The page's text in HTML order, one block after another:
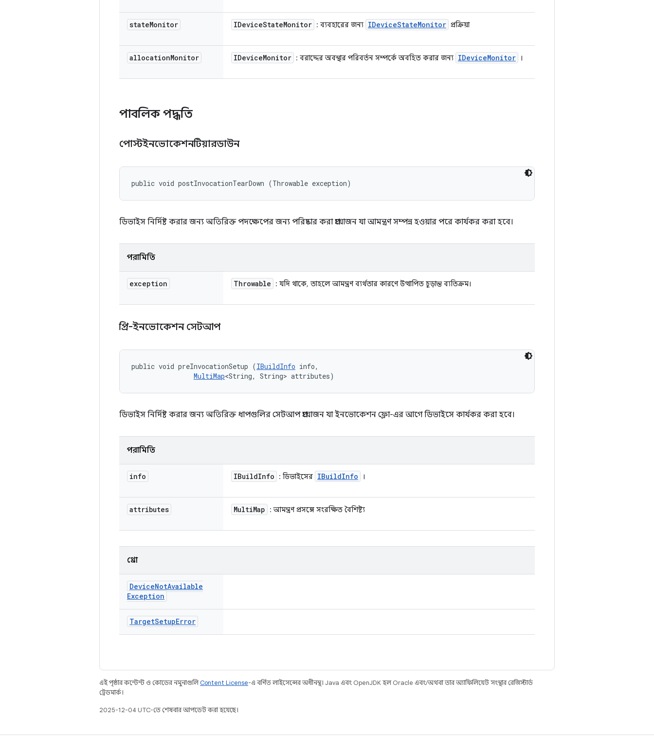
stateMonitor IDeviceStateMonitor : ব্যবহারের জন্য IDeviceStateMonitor প্রক্রিয়া
allocationMonitor IDeviceMonitor : বরাদ্দের অবস্থার পরিবর্তন সম্পর্কে অবহিত করার জন্য IDeviceMonitor ।
পাবলিক পদ্ধতি
পোস্টইনভোকেশনটিয়ারডাউন
public void postInvocationTearDown (Throwable exception)
ডিভাইস নির্দিষ্ট করার জন্য অতিরিক্ত পদক্ষেপের জন্য পরিষ্কার করা প্রয়োজন যা আমন্ত্রণ সম্পন্ন হওয়ার পরে কার্যকর করা হবে।
পরামিতি
exception Throwable : যদি থাকে, তাহলে আমন্ত্রণ ব্যর্থতার কারণে উত্থাপিত চূড়ান্ত ব্যতিক্রম।
প্রি-ইনভোকেশন সেটআপ
public void preInvocationSetup (IBuildInfo info,
MultiMap<String, String> attributes)
ডিভাইস নির্দিষ্ট করার জন্য অতিরিক্ত ধাপগুলির সেটআপ প্রয়োজন যা ইনভোকেশন ফ্লো-এর আগে ডিভাইসে কার্যকর করা হবে।
পরামিতি
info IBuildInfo : ডিভাইসের IBuildInfo ।
attributes MultiMap : আমন্ত্রণ প্রসঙ্গে সংরক্ষিত বৈশিষ্ট্য
থ্রো
DeviceNotAvailable
Exception
TargetSetupError
এই পৃষ্ঠার কন্টেন্ট ও কোডের নমুনাগুলিContent License-এ বর্ণিত লাইসেন্সের অধীনস্থ। Java এবং OpenJDK হল Oracle এবং/অথবা তার অ্যাফিলিয়েট সংস্থার রেজিস্টার্ড
ট্রেডমার্ক।
2025-12-04 UTC-তে শেষবার আপডেট করা হয়েছে।